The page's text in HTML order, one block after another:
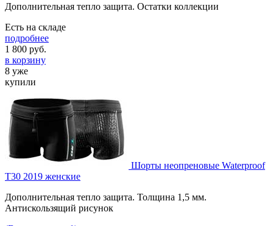
Дополнительная тепло защита. Остатки коллекции
Есть на складе
подробнее
1 800 руб.
в корзину
8 уже
купили
Шорты неопреновые Waterproof
T30 2019 женские
Дополнительная тепло защита. Толщина 1,5 мм.
Антискользящий рисунок